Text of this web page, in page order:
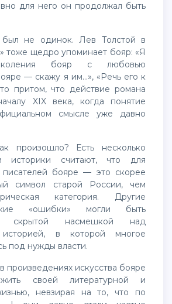
для него он продолжал быть
тоже щедро упоминает бояр: «Я
бояр с любовью
— скажу я им…», «Речь его к
притом, что действие романа
XIX века, когда понятие
смысле уже давно
историки считают, что для
бояре — это скорее
символ старой России, чем
категория. Другие
«ошибки» могли быть
скрытой насмешкой над
историей, в которой многое
под нужды власти.
своей литературной и
невзирая на то, что по